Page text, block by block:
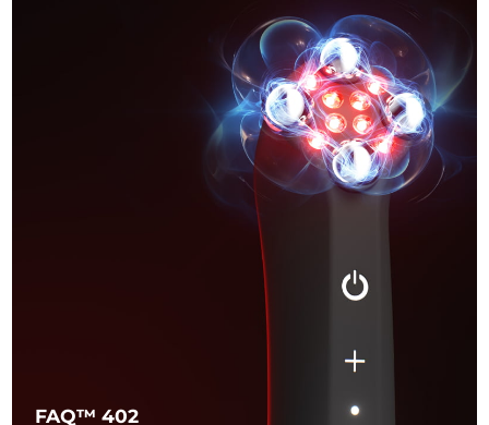
FAQ™ 402